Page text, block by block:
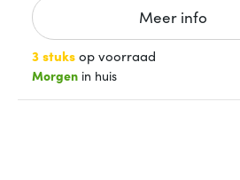
Meer info
3 stuksop voorraad
Morgen in huis